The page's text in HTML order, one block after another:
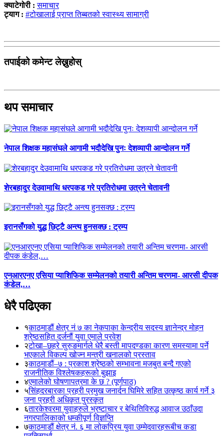
क्याटेगोरी :समाचार
ट्याग : #टोखालाई प्राप्त तिब्बतको स्वास्थ्य सामाग्री
तपाईको कमेन्ट लेख्नुहोस्
थप समाचार
नेपाल शिक्षक महासंघले आगामी भदौदेखि पुनः देशव्यापी आन्दोलन गर्ने
शेरबहादुर देउवामाथि धरपकड गरे प्रतिरोधमा उत्रने चेतावनी
इरानसँगको युद्ध छिट्टै अन्त्य हुनसक्छ : ट्रम्प
एनआरएनए एसिया प्याशिफिक सम्मेलनको तयारी अन्तिम चरणमा- आरसी दीपक
कंडेल,…
धेरै पढिएका
१काठमाडौं क्षेत्र नं ७ का नेकपाका केन्द्रीय सदस्य ज्ञानेन्द्र मोहन
श्रेष्ठसहित दर्जनौं युवा एमाले प्रवेश
२टोखा–छहरे सुरुङमार्गले धेरै बस्ती मापदण्डका कारण समस्यामा पर्ने
भएकाले विकल्प खोज्न मन्त्री खनालको प्रस्ताव
३काठमाडौं–७ : प्रकाश श्रेष्ठको सम्भावना मजबुत बन्दै गएको
राजनीतिक विश्लेषकहरूको बुझाइ
४एमालेको घोषणापत्रमा के छ ? (पूर्णपाठ)
५सिंहदरबारका प्रहरी प्रमुख जनार्दन घिमिरे सहित उत्कृष्ठ कार्य गर्ने ३
जना प्रहरी अधिकृत पुरस्कृत
६तारकेश्वरमा युवाहरुले भ्रष्टाचार र बेथितिविरुद्ध आवाज उठाँउदा
नगरपालिकाको धम्कीपूर्ण विज्ञप्ति
७काठमाडौं क्षेत्र नं. ६ मा लोकप्रिय युवा उम्मेदवारहरूबीच कडा